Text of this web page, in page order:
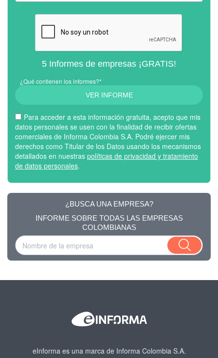
5 Informes de empresas ¡GRATIS!
¿Qué contienen los informes?*
VER INFORME
Para acceder a esta información gratuita, acepto que mis
datos personales se usen con la finalidad de recibir ofertas
comerciales de Informa Colombia S.A. Podré ejercer mis
derechos como Titular de los Datos usando los mecanismos
detallados en nuestras políticas de privacidad y tratamiento
de datos personales.
¿BUSCA UNA EMPRESA?
INFORME SOBRE TODAS LAS EMPRESAS
COLOMBIANAS
eInforma es una marca de Informa Colombia S.A.